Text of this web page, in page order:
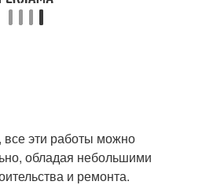
все эти работы можно
обладая небольшими
и ремонта.